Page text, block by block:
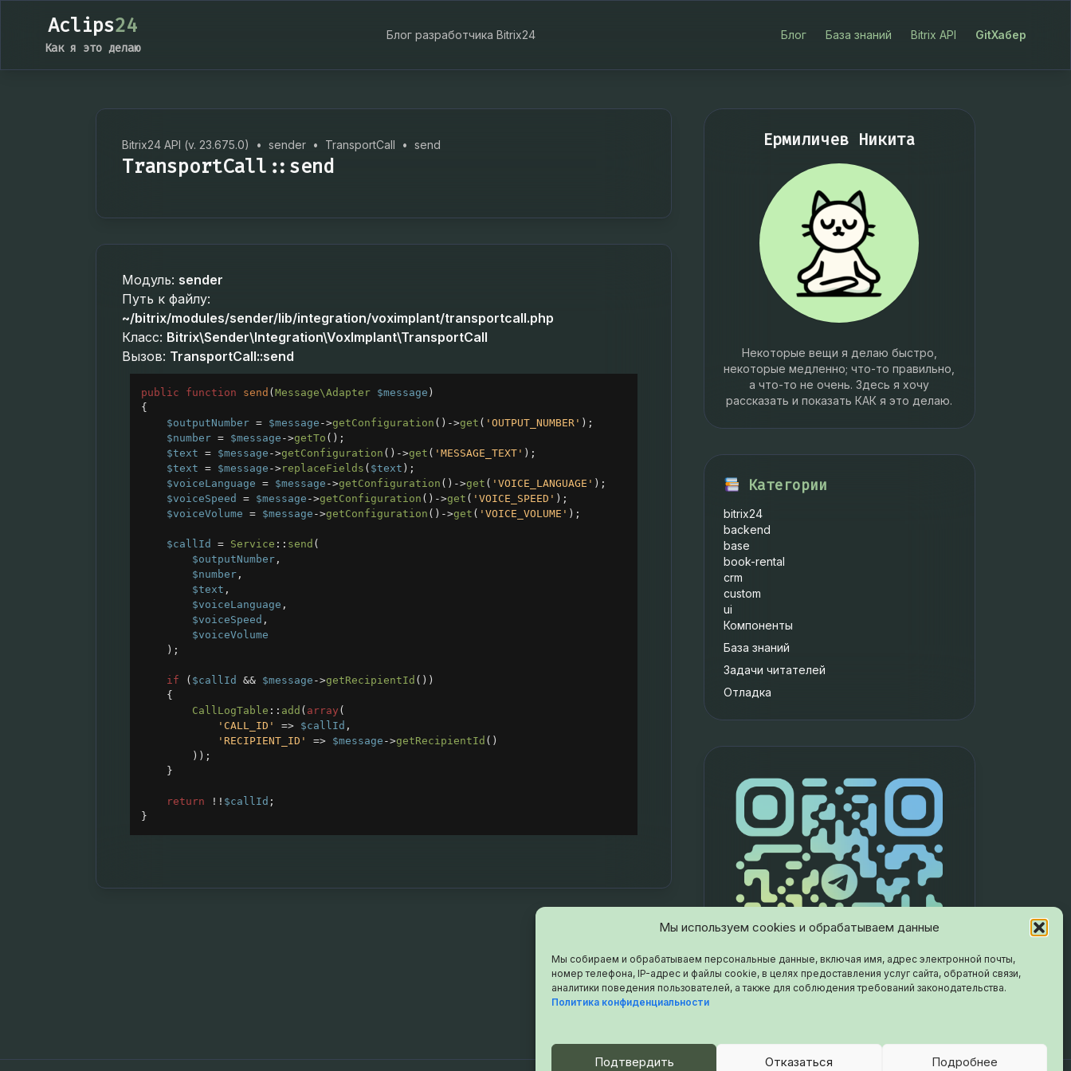
Мы используем cookies и обрабатываем данные
Мы собираем и обрабатываем персональные данные, включая имя, адрес электронной почты,
номер телефона, IP-адрес и файлы cookie, в целях предоставления услуг сайта, обратной связи,
аналитики поведения пользователей, а также для соблюдения требований законодательства.
Политика конфиденциальности
Подтвердить Отказаться Подробнее
Aclips24
Как я это делаю
Блог разработчика Bitrix24 Блог База знаний Bitrix API GitХабер
Bitrix24 API (v. 23.675.0) • sender • TransportCall • send
TransportCall::send
Модуль: sender
Путь к файлу:
~/bitrix/modules/sender/lib/integration/voximplant/transportcall.php
Класс: Bitrix\Sender\Integration\VoxImplant\TransportCall
Вызов: TransportCall::send
public function send ( Message\Adapter $message )
{
$outputNumber = $message ->getConfiguration () ->get ( 'OUTPUT_NUMBER' );
$number = $message ->getTo ();
$text = $message ->getConfiguration () ->get ( 'MESSAGE_TEXT' );
$text = $message ->replaceFields ( $text );
$voiceLanguage = $message ->getConfiguration () ->get ( 'VOICE_LANGUAGE' );
$voiceSpeed
= $message ->getConfiguration () ->get ( 'VOICE_SPEED' );
$voiceVolume = $message ->getConfiguration () ->get ( 'VOICE_VOLUME' );
$callId = Service :: send (
$outputNumber ,
$number ,
$text ,
$voiceLanguage ,
$voiceSpeed ,
$voiceVolume
);
if ( $callId && $message ->getRecipientId ())
{
CallLogTable :: add ( array (
'CALL_ID'
=> $callId ,
'RECIPIENT_ID'
=> $message ->getRecipientId ()
));
}
return !! $callId ;
}
Ермиличев Никита
Некоторые вещи я делаю быстро,
некоторые медленно; что-то правильно,
а что-то не очень. Здесь я хочу
рассказать и показать КАК я это делаю.
Категории
bitrix24
backend
base
book-rental
crm
custom
ui
Компоненты
База знаний
Задачи читателей
Отладка